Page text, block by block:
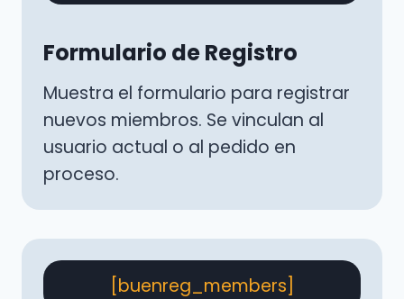
Formulario de Registro
Muestra el formulario para registrar
nuevos miembros. Se vinculan al
usuario actual o al pedido en
proceso.
[buenreg_members]